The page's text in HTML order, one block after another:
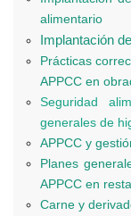
alimentario
Implantación
Prácticas
APPCC en
Seguridad
generales de
APPCC y
Planes
APPCC en
Carne y